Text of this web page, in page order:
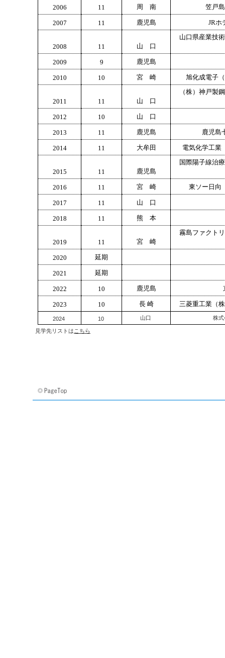
2006 11 周 南 笠戸
2007 11 鹿児島 JRホ
2008 11 山 口
山口県産業技
2009 9 鹿児島
2010 10 宮 崎 旭化成電子
2011 11 山 口
（株）神戸製
2012 10 山 口
2013 11 鹿児島 鹿児島
2014 11 大牟田 電気化学工業
2015 11 鹿児島
国際陽子線治
2016 11 宮 崎 東ソー日向
2017 11 山 口
2018 11 熊 本
2019 11 宮 崎
霧島ファクト
2020 延期
2021 延期
2022 10 鹿児島
2023 10 長 崎 三菱重工業（
2024 10 山口 株
見学先リストは こちら